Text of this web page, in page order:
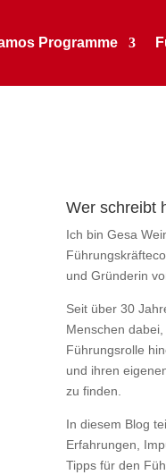
Programme
Wer schreibt
Ich bin Gesa
und Gründerin
Seit über 30
Menschen dabei,
Führungsrolle
und ihren
zu finden.
In diesem Blog
Erfahrungen,
Tipps für den